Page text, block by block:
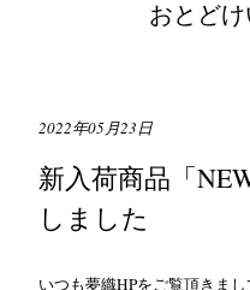
おとどけ
2022年05月23日
新入荷商品「
しました
いつも夢織HPをご覧頂きまし